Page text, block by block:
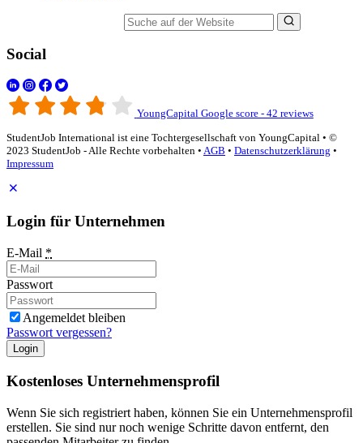
Social
YoungCapital Google score - 42 reviews
StudentJob International ist eine Tochtergesellschaft von YoungCapital • ©
2023 StudentJob - Alle Rechte vorbehalten • AGB • Datenschutzerklärung •
Impressum
Login für Unternehmen
E-Mail *
Passwort
Angemeldet bleiben
Passwort vergessen?
Login
Kostenloses Unternehmensprofil
Wenn Sie sich registriert haben, können Sie ein Unternehmensprofil
erstellen. Sie sind nur noch wenige Schritte davon entfernt, den